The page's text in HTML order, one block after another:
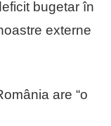
bugetar în
externe
are “o